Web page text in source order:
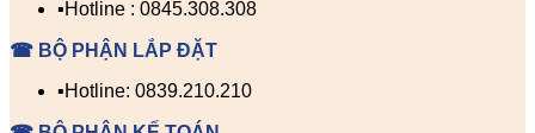
▪️Hotline : 0845.308.308
☎ BỘ PHẬN LẮP ĐẶT
▪️Hotline: 0839.210.210